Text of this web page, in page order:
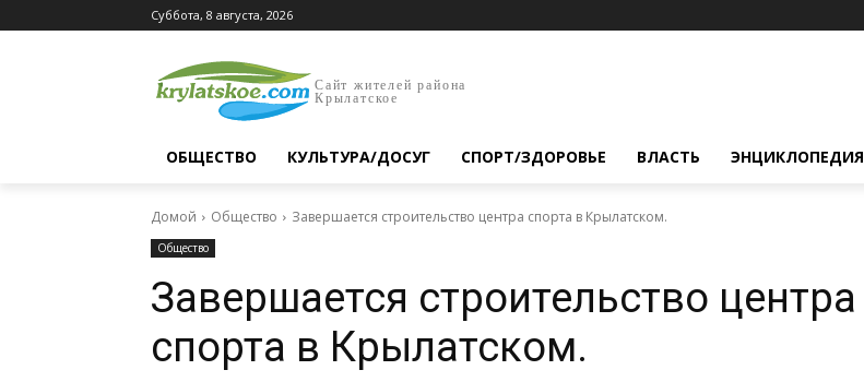
Суббота, 8 августа, 2026
Сайт жителей района
Крылатское
ОБЩЕСТВО КУЛЬТУРА/ДОСУГ СПОРТ/ЗДОРОВЬЕ ВЛАСТЬ ЭНЦИКЛОПЕДИЯ
Домой Общество Завершается строительство центра спорта в Крылатском.
Общество
Завершается строительство центра
спорта в Крылатском.